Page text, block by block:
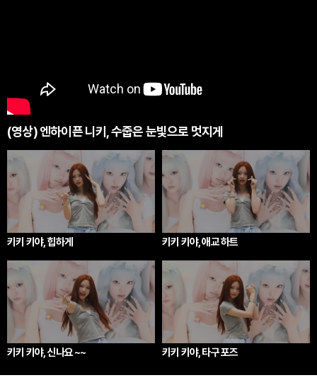
(영상) 엔하이픈 니키, 수줍은 눈빛으로 멋지게
키키 키야, 힙하게 키키 키야, 애교 하트
키키 키야, 신나요 ~~ 키키 키야, 타구 포즈